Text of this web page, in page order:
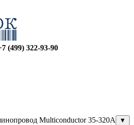
(499) 322-93-90
Multiconductor 35-320А ▼